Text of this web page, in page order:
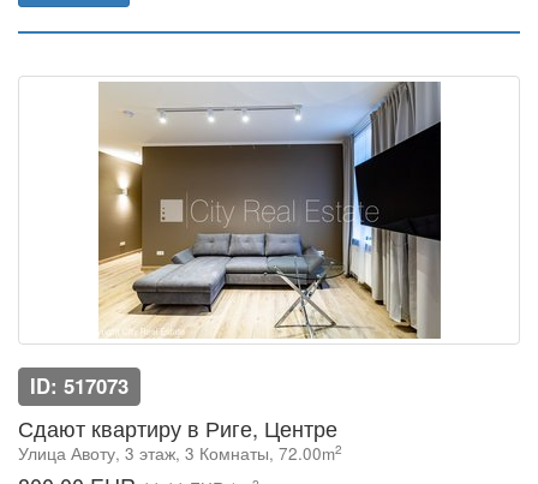
ID: 517073
Сдают квартиру в Риге, Центре
Улица Авоту, 3 этаж, 3 Комнаты, 72.00m2